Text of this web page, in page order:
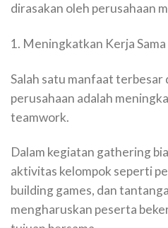
dirasakan oleh perusahaan
1. Meningkatkan Kerja
Salah satu manfaat
perusahaan adalah
teamwork.
Dalam kegiatan gathering
aktivitas kelompok seperti
building games, dan
mengharuskan peserta